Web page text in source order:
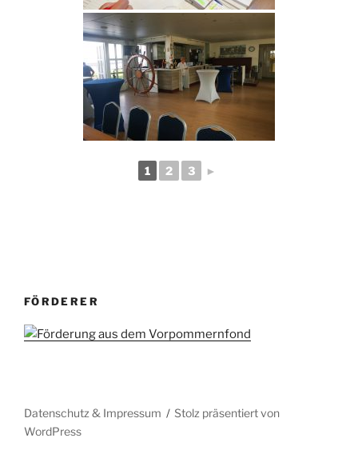
1 2 3 ►
FÖRDERER
Datenschutz & Impressum
Stolz präsentiert von
WordPress